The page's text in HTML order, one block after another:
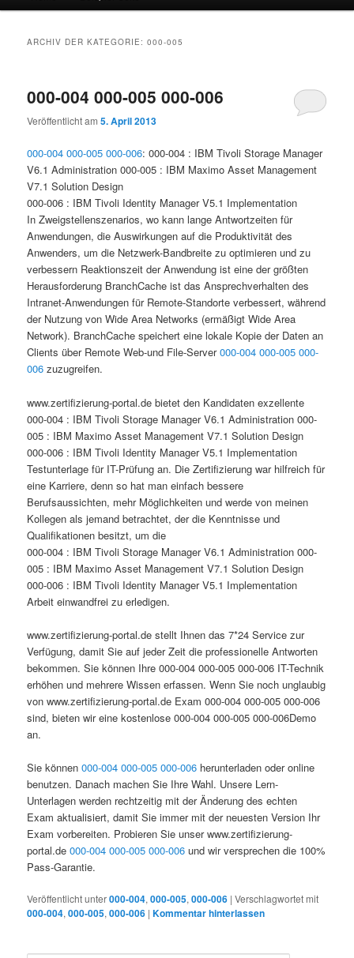
ARCHIV DER KATEGORIE:000-005
000-004 000-005 000-006
Veröffentlicht am5. April 2013
000-004 000-005 000-006: 000-004 : IBM Tivoli Storage Manager
V6.1 Administration 000-005 : IBM Maximo Asset Management
V7.1 Solution Design
000-006 : IBM Tivoli Identity Manager V5.1 Implementation
In Zweigstellenszenarios, wo kann lange Antwortzeiten für
Anwendungen, die Auswirkungen auf die Produktivität des
Anwenders, um die Netzwerk-Bandbreite zu optimieren und zu
verbessern Reaktionszeit der Anwendung ist eine der größten
Herausforderung BranchCache ist das Ansprechverhalten des
Intranet-Anwendungen für Remote-Standorte verbessert, während
der Nutzung von Wide Area Networks (ermäßigt Wide Area
Network). BranchCache speichert eine lokale Kopie der Daten an
Clients über Remote Web-und File-Server000-004 000-005 000-
006 zuzugreifen.
www.zertifizierung-portal.de bietet den Kandidaten exzellente
000-004 : IBM Tivoli Storage Manager V6.1 Administration 000-
005 : IBM Maximo Asset Management V7.1 Solution Design
000-006 : IBM Tivoli Identity Manager V5.1 Implementation
Testunterlage für IT-Prüfung an. Die Zertifizierung war hilfreich für
eine Karriere, denn so hat man einfach bessere
Berufsaussichten, mehr Möglichkeiten und werde von meinen
Kollegen als jemand betrachtet, der die Kenntnisse und
Qualifikationen besitzt, um die
000-004 : IBM Tivoli Storage Manager V6.1 Administration 000-
005 : IBM Maximo Asset Management V7.1 Solution Design
000-006 : IBM Tivoli Identity Manager V5.1 Implementation
Arbeit einwandfrei zu erledigen.
www.zertifizierung-portal.de stellt Ihnen das 7*24 Service zur
Verfügung, damit Sie auf jeder Zeit die professionelle Antworten
bekommen. Sie können Ihre 000-004 000-005 000-006 IT-Technik
erhöhen und mehrere Wissen erfassen. Wenn Sie noch unglaubig
von www.zertifizierung-portal.de Exam 000-004 000-005 000-006
sind, bieten wir eine kostenlose 000-004 000-005 000-006Demo
an.
Sie können000-004 000-005 000-006 herunterladen oder online
benutzen. Danach machen Sie Ihre Wahl. Unsere Lern-
Unterlagen werden rechtzeitig mit der Änderung des echten
Exam aktualisiert, damit Sie immer mit der neuesten Version Ihr
Exam vorbereiten. Probieren Sie unser www.zertifizierung-
portal.de000-004 000-005 000-006 und wir versprechen die 100%
Pass-Garantie.
Veröffentlicht unter000-004,000-005,000-006 |Verschlagwortet mit
000-004,000-005,000-006 |Kommentar hinterlassen